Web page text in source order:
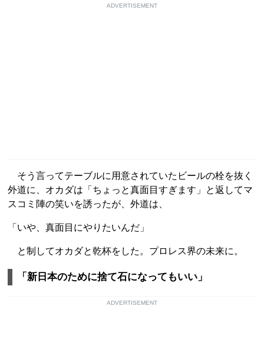
ADVERTISEMENT
そう言ってテーブルに用意されていたビールの栓を抜く
外道に、オカダは「ちょっと真面目すぎます」と返してマ
スコミ陣の笑いを誘ったが、外道は、
「いや、真面目にやりたいんだ」
と制してオカダと乾杯をした。プロレス界の未来に。
「新日本のために捨て石になってもいい」
ADVERTISEMENT